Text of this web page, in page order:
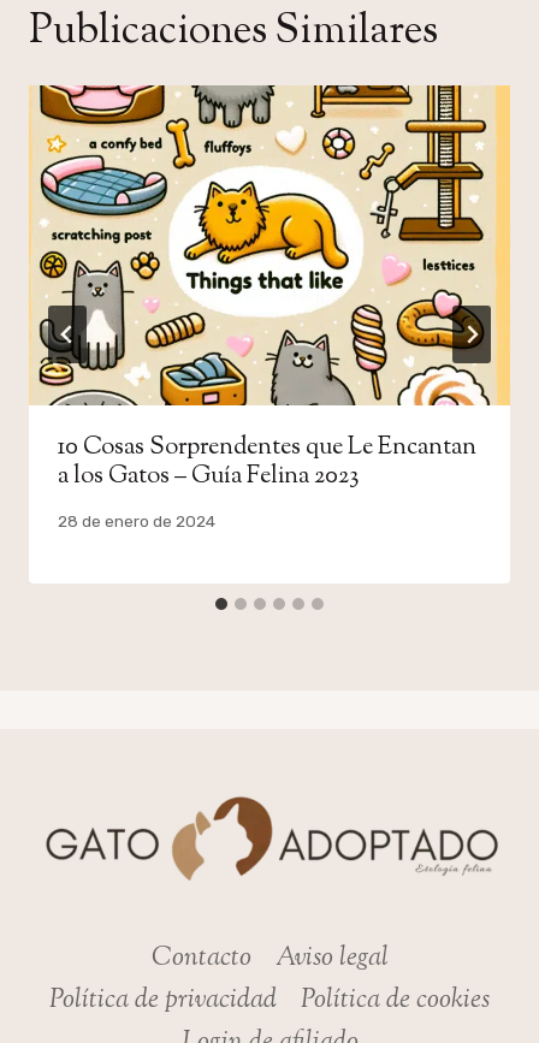
Publicaciones Similares
10 Cosas Sorprendentes que Le Encantan
a los Gatos – Guía Felina 2023
Por
28 de enero de 2024
Contacto
Aviso legal
Política de privacidad
Política de cookies